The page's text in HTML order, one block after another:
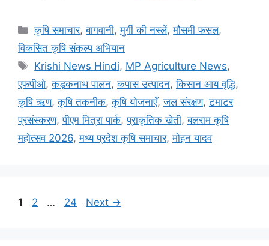
कृषि समाचार,बागवानी,मुर्गी की नस्लें,मौसमी फसल,
विकसित कृषि संकल्प अभियान
Krishi News Hindi, MP Agriculture News,
एफपीओ,कड़कनाथ पालन,कपास उत्पादन,किसान आय वृद्धि,
कृषि ऋण,कृषि तकनीक,कृषि योजनाएँ,जल संरक्षण,टमाटर
प्रसंस्करण,पीएम मित्रा पार्क,प्राकृतिक खेती,बलराम कृषि
महोत्सव 2026,मध्य प्रदेश कृषि समाचार,मोहन यादव
1 2 … 24 Next →